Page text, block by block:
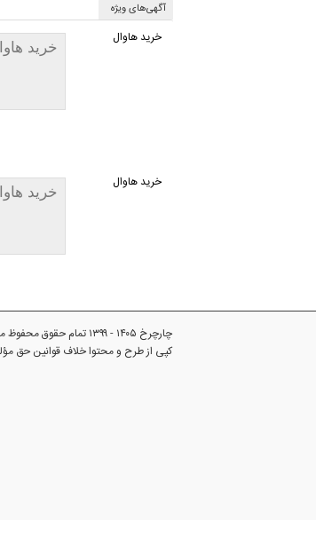
آگهی‌های ویژه
خرید
خرید هاوال
خرید
خرید هاوال
چارچرخ ۱۴۰۵ - ۱۳۹۹ تمام حقوق محفوظ می‌باشد.
کپی از طرح و محتوا خلاف قوانین حق